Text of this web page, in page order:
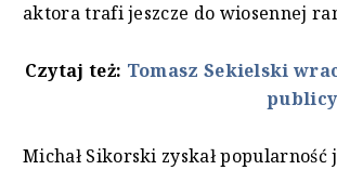
aktora trafi jeszcze do wiosennej
Czytaj też: Tomasz Sekielski
Michał Sikorski zyskał